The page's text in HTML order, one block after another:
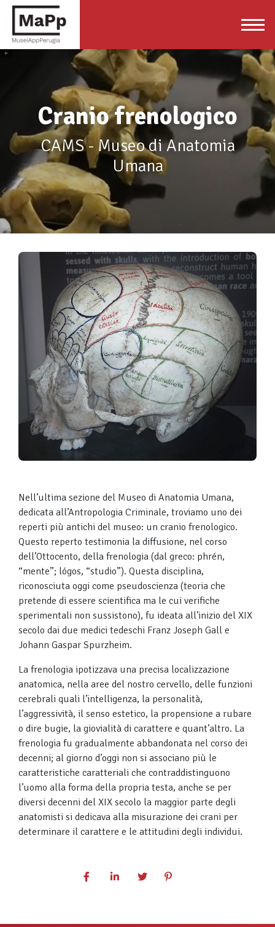
Cranio frenologico
CAMS - Museo di Anatomia
Umana
Nell’ultima sezione del Museo di Anatomia Umana,
dedicata all’Antropologia Criminale, troviamo uno dei
reperti più antichi del museo: un cranio frenologico.
Questo reperto testimonia la diffusione, nel corso
dell’Ottocento, della frenologia (dal greco: phrén,
“mente”; lógos, “studio”). Questa disciplina,
riconosciuta oggi come pseudoscienza (teoria che
pretende di essere scientifica ma le cui verifiche
sperimentali non sussistono), fu ideata all’inizio del XIX
secolo dai due medici tedeschi Franz Joseph Gall e
Johann Gaspar Spurzheim.
La frenologia ipotizzava una precisa localizzazione
anatomica, nella aree del nostro cervello, delle funzioni
cerebrali quali l’intelligenza, la personalità,
l’aggressività, il senso estetico, la propensione a rubare
o dire bugie, la giovialità di carattere e quant’altro. La
frenologia fu gradualmente abbandonata nel corso dei
decenni; al giorno d’oggi non si associano più le
caratteristiche caratteriali che contraddistinguono
l’uomo alla forma della propria testa, anche se per
diversi decenni del XIX secolo la maggior parte degli
anatomisti si dedicava alla misurazione dei crani per
determinare il carattere e le attitudini degli individui.